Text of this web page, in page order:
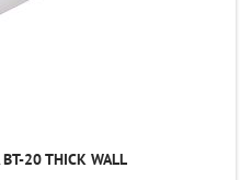
BT-20 THICK WALL